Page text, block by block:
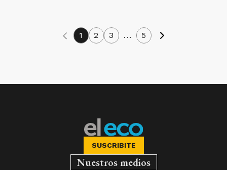
1 2 3 ... 5
SUSCRIBITE
Nuestros medios